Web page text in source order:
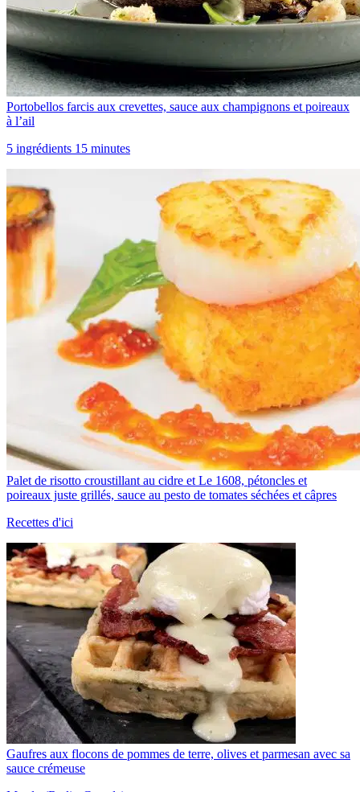
Portobellos farcis aux crevettes, sauce aux champignons et poireaux
à l’ail
5 ingrédients 15 minutes
Palet de risotto croustillant au cidre et Le 1608, pétoncles et
poireaux juste grillés, sauce au pesto de tomates séchées et câpres
Recettes d'ici
Gaufres aux flocons de pommes de terre, olives et parmesan avec sa
sauce crémeuse